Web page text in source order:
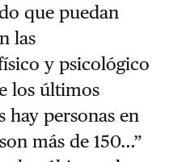
que puedan
las
y psicológico
los últimos
hay personas en
más de 150…”